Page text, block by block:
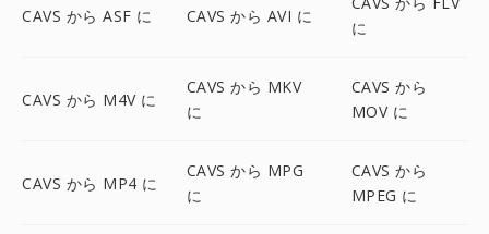
CAVS から ASF に CAVS から AVI に
に
CAVS から M4V に
CAVS から MKV
に
CAVS から
MOV に
CAVS から MP4 に
CAVS から MPG
に
CAVS から
MPEG に